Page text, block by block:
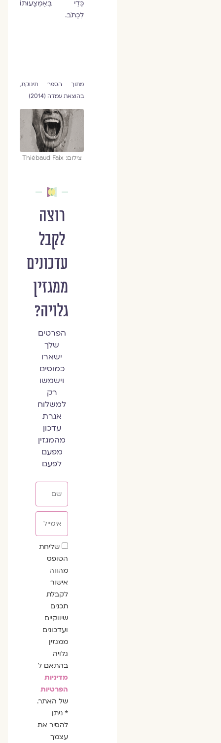
כְּדֵי בְּאֶמְצָעוּתוֹ
לִכְתֹּב.
מתוך הספר תינוקת,
בהוצאת עמדה (2014)
צילום: Thiébaud Faix
רוצה
לקבל
עדכונים
ממגזין
גלויה?
הפרטים
שלך
ישארו
כמוסים
וישמשו
רק
למשלוח
אגרת
עדכון
מהמגזין
מפעם
לפעם
שדה
הסכמה
שליחת
הטופס
מהווה
אישור
לקבלת
תכנים
שיווקיים
ועדכונים
ממגזין
גלויה
בהתאם ל
מדיניות
הפרטיות
של האתר.
* ניתן
להסיר את
עצמך